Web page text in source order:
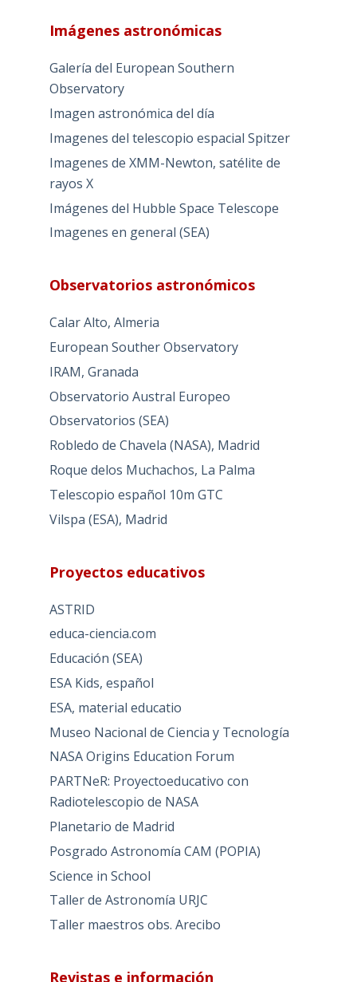
Imágenes astronómicas
Galería del European Southern
Observatory
Imagen astronómica del día
Imagenes del telescopio espacial Spitzer
Imagenes de XMM-Newton, satélite de
rayos X
Imágenes del Hubble Space Telescope
Imagenes en general (SEA)
Observatorios astronómicos
Calar Alto, Almeria
European Souther Observatory
IRAM, Granada
Observatorio Austral Europeo
Observatorios (SEA)
Robledo de Chavela (NASA), Madrid
Roque delos Muchachos, La Palma
Telescopio español 10m GTC
Vilspa (ESA), Madrid
Proyectos educativos
ASTRID
educa-ciencia.com
Educación (SEA)
ESA Kids, español
ESA, material educatio
Museo Nacional de Ciencia y Tecnología
NASA Origins Education Forum
PARTNeR: Proyectoeducativo con
Radiotelescopio de NASA
Planetario de Madrid
Posgrado Astronomía CAM (POPIA)
Science in School
Taller de Astronomía URJC
Taller maestros obs. Arecibo
Revistas e información